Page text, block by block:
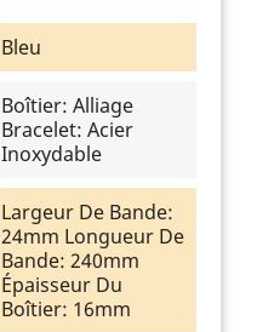
Bleu
Boîtier: Alliage
Bracelet: Acier
Inoxydable
Largeur De Bande:
24mm Longueur De
Bande: 240mm
Épaisseur Du
Boîtier: 16mm